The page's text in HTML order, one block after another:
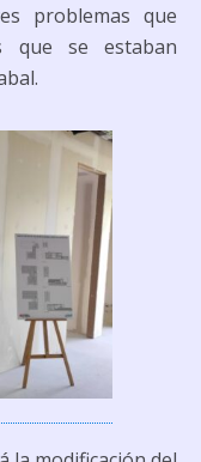
problemas que
que se estaban